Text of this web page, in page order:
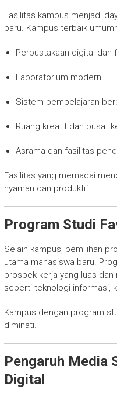
Fasilitas kampus menjadi
baru. Kampus terbaik
Perpustakaan digital dan
Laboratorium modern
Sistem pembelajaran
Ruang kreatif dan pusat
Asrama dan fasilitas
Fasilitas yang memadai
nyaman dan produktif.
Program Studi
Selain kampus, pemilihan
utama mahasiswa baru.
prospek kerja yang luas
seperti teknologi informasi,
Kampus dengan program
diminati.
Pengaruh Media
Digital